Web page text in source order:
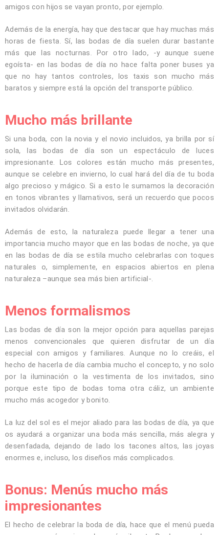
amigos con hijos se vayan pronto, por ejemplo.
Además de la energía, hay que destacar que hay muchas más
horas de fiesta. Sí, las bodas de día suelen durar bastante
más que las nocturnas. Por otro lado, -y aunque suene
egoísta- en las bodas de día no hace falta poner buses ya
que no hay tantos controles, los taxis son mucho más
baratos y siempre está la opción del transporte público.
Mucho más brillante
Si una boda, con la novia y el novio incluidos, ya brilla por sí
sola, las bodas de día son un espectáculo de luces
impresionante. Los colores están mucho más presentes,
aunque se celebre en invierno, lo cual hará del día de tu boda
algo precioso y mágico. Si a esto le sumamos la decoración
en tonos vibrantes y llamativos, será un recuerdo que pocos
invitados olvidarán.
Además de esto, la naturaleza puede llegar a tener una
importancia mucho mayor que en las bodas de noche, ya que
en las bodas de día se estila mucho celebrarlas con toques
naturales o, simplemente, en espacios abiertos en plena
naturaleza –aunque sea más bien artificial-.
Menos formalismos
Las bodas de día son la mejor opción para aquellas parejas
menos convencionales que quieren disfrutar de un día
especial con amigos y familiares. Aunque no lo creáis, el
hecho de hacerla de día cambia mucho el concepto, y no solo
por la iluminación o la vestimenta de los invitados, sino
porque este tipo de bodas toma otra cáliz, un ambiente
mucho más acogedor y bonito.
La luz del sol es el mejor aliado para las bodas de día, ya que
os ayudará a organizar una boda más sencilla, más alegra y
desenfadada, dejando de lado los tacones altos, las joyas
enormes e, incluso, los diseños más complicados.
Bonus: Menús mucho más
impresionantes
El hecho de celebrar la boda de día, hace que el menú pueda